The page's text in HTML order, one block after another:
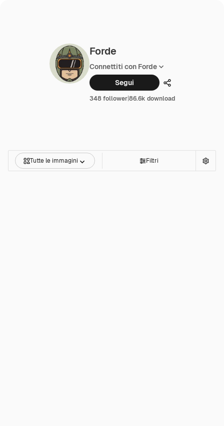
Forde
Connettiti con Forde
Segui
Condividi
348 follower|86.6k download
Tutte le immagini Filtri